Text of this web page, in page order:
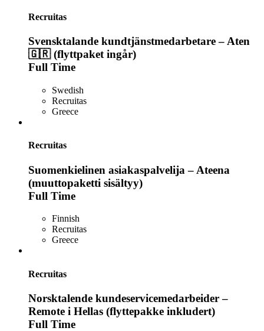
Recruitas
Svensktalande kundtjänstmedarbetare – Aten
🇬🇷 (flyttpaket ingår)
Full Time
Swedish
Recruitas
Greece
Recruitas
Suomenkielinen asiakaspalvelija – Ateena
(muuttopaketti sisältyy)
Full Time
Finnish
Recruitas
Greece
Recruitas
Norsktalende kundeservicemedarbeider –
Remote i Hellas (flyttepakke inkludert)
Full Time